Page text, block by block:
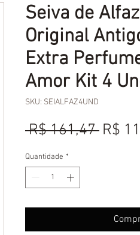
Seiva de
Original
Extra
Amor Kit 4
SKU: SEIALFAZ4UND
R$ 161,47 Preço
R$
Quantidade *